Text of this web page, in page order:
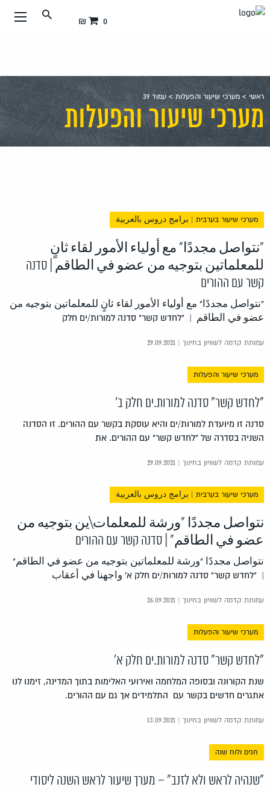
עבור
0 ₪
ראשי >מערכי שיעור והפעלות >עמוד 39
מערכי שיעור והפעלות
מערכי שיעור בערבית | برامج دروس بالعربية
"نتواصل مجددًا" مع أولياء الأمور لقاء ثانٍ
للمعلماتين بتوجيه من عضو في الطاقم | סדנה
קשר עם ההורים
"نتواصل مجددًا" مع أولياء الأمور لقاء ثانٍ للمعلماتين بتوجيه من
عضو في الطاقم | "לחדש קשר" סדנה למורות/ים חלק
עמותת קדמה לשוויון בחינוך | 29.09.2021
מערכי שיעור והפעלות
"לחדש קשר" סדנה למורות.ים חלק ב'
סדנה זו מיועדת למורות/ים והיא עוסקת בקשר עם ההורים. זו הסדנה
השניה בסדרה של "לחדש קשר" עם ההורים. את
עמותת קדמה לשוויון בחינוך | 29.09.2021
מערכי שיעור בערבית | برامج دروس بالعربية
نتواصل مجددًا "ورشة للمعلمات\ين بتوجيه من
عضو في الطاقم" | סדנה קשר עם ההורים
نتواصل مجددًا "ورشة للمعلماتين بتوجيه من عضو في الطاقم"
| "לחדש קשר" סדנה למורות/ים חלק א' واجهنا في أعقاب
עמותת קדמה לשוויון בחינוך | 26.09.2021
מערכי שיעור והפעלות
"לחדש קשר" סדנה למורות.ים חלק א'
שנת הקורונה ובסופה המלחמה ואירועי האלימות בתוך המדינה, זימנו לנו
אתגרים חדשים בקשר עם התלמידים אך גם עם ההורים.
עמותת קדמה לשוויון בחינוך | 13.09.2021
חגים ולוח שנה
"שנהיה לראש ולא לזנב" – מערך שיעור לראש השנה ליסודי